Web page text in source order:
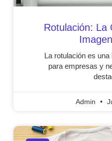
Rotulación: La
La rotulación es
para empresas y
Admin